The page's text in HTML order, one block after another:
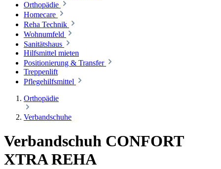
Orthopädie
Homecare
Reha Technik
Wohnumfeld
Sanitätshaus
Hilfsmittel mieten
Positionierung & Transfer
Treppenlift
Pflegehilfsmittel
Orthopädie
Verbandschuhe
Verbandschuh CONFORT
XTRA REHA